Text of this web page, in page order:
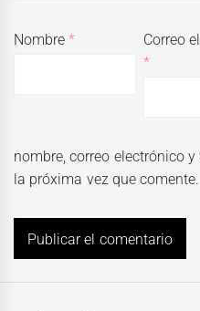
Nombre*
Correo
*
nombre, correo electrónico
la próxima vez que comente.